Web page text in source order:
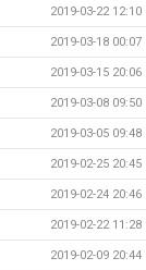
2019-03-22 12:10
2019-03-18 00:07
2019-03-15 20:06
2019-03-08 09:50
2019-03-05 09:48
2019-02-25 20:45
2019-02-24 20:46
2019-02-22 11:28
2019-02-09 20:44